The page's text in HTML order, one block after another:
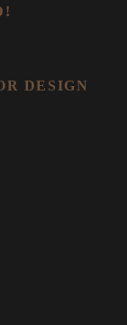
DESIGN